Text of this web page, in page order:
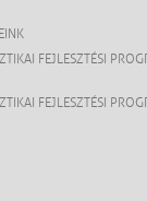
FEJLESZTÉSI
FEJLESZTÉSI